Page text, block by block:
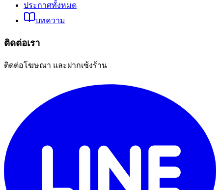
ประกาศทั้งหมด
บทความ
ติดต่อเรา
ติดต่อโฆษณา และฝากเซ้งร้าน